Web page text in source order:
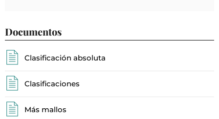
Documentos
Clasificación absoluta
Clasificaciones
Más mallos